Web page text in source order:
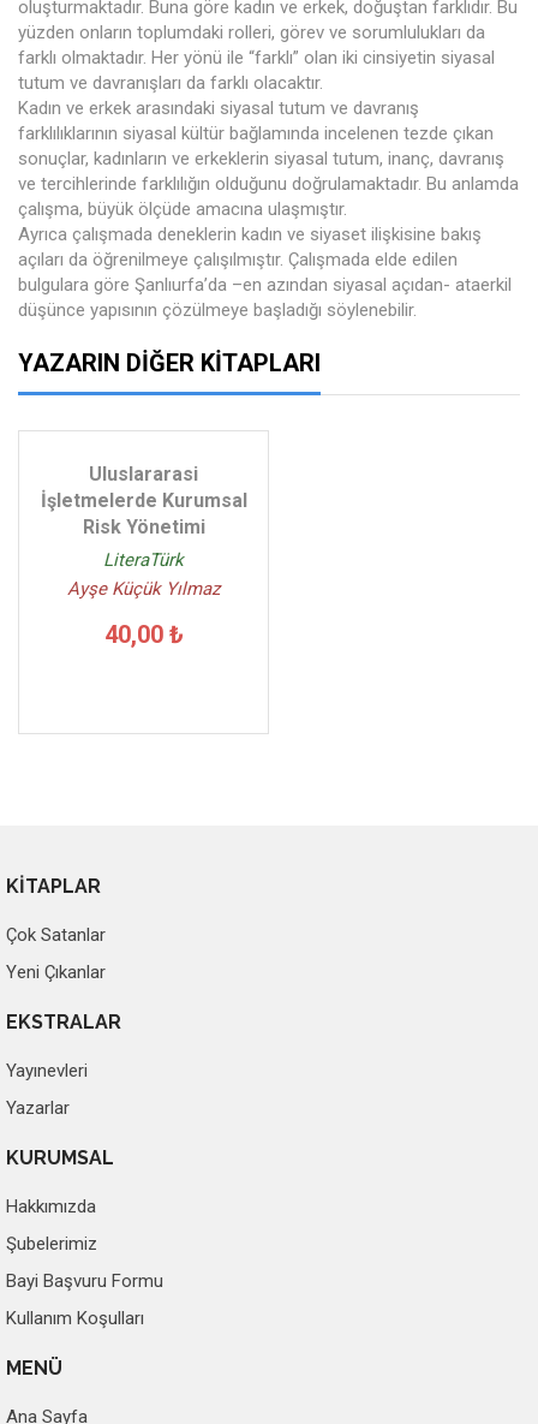
oluşturmaktadır. Buna göre kadın ve erkek, doğuştan farklıdır. Bu
yüzden onların toplumdaki rolleri, görev ve sorumlulukları da
farklı olmaktadır. Her yönü ile “farklı” olan iki cinsiyetin siyasal
tutum ve davranışları da farklı olacaktır.
Kadın ve erkek arasındaki siyasal tutum ve davranış
farklılıklarının siyasal kültür bağlamında incelenen tezde çıkan
sonuçlar, kadınların ve erkeklerin siyasal tutum, inanç, davranış
ve tercihlerinde farklılığın olduğunu doğrulamaktadır. Bu anlamda
çalışma, büyük ölçüde amacına ulaşmıştır.
Ayrıca çalışmada deneklerin kadın ve siyaset ilişkisine bakış
açıları da öğrenilmeye çalışılmıştır. Çalışmada elde edilen
bulgulara göre Şanlıurfa’da –en azından siyasal açıdan- ataerkil
düşünce yapısının çözülmeye başladığı söylenebilir.
YAZARIN DIĞER KITAPLARI
Uluslararasi
İşletmelerde Kurumsal
Risk Yönetimi
LiteraTürk
Ayşe Küçük Yılmaz
40,00 ₺
KİTAPLAR
Çok Satanlar
Yeni Çıkanlar
EKSTRALAR
Yayınevleri
Yazarlar
KURUMSAL
Hakkımızda
Şubelerimiz
Bayi Başvuru Formu
Kullanım Koşulları
MENÜ
Ana Sayfa